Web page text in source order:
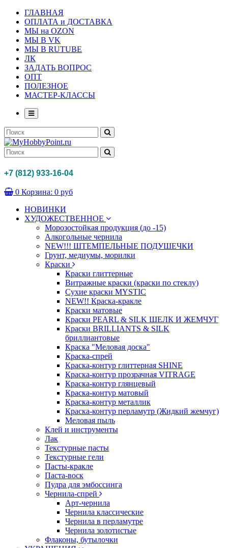
ГЛАВНАЯ
ОПЛАТА и ДОСТАВКА
МЫ на OZON
МЫ В VK
МЫ В RUTUBE
ЛК
ЗАДАТЬ ВОПРОС
ОПТ
ПОЛЕЗНОЕ
МАСТЕР-КЛАССЫ
+7 (812) 933-16-04
0 Корзина: 0 руб
НОВИНКИ
ХУДОЖЕСТВЕННОЕ
Морозостойкая продукция (до -15)
Алкогольные чернила
NEW!!! ШТЕМПЕЛЬНЫЕ ПОДУШЕЧКИ
Грунт, медиумы, морилки
Краски
Краски глиттерные
Витражные краски (краски по стеклу)
Сухие краски MYSTIC
NEW!! Краска-кракле
Краски матовые
Краски PEARL & SILK ШЕЛК И ЖЕМЧУГ
Краски BRILLIANTS & SILK
бриллиантовые
Краска "Меловая доска"
Краска-спрей
Краска-контур глиттерная SHINE
Краска-контур прозрачная VITRAGE
Краска-контур глянцевый
Краска-контур матовый
Краска-контур металлик
Краска-контур перламутр (Жидкий жемчуг)
Меловая пыль
Клей и инструменты
Лак
Текстурные пасты
Текстурные гели
Пасты-кракле
Паста-воск
Пудра для эмбоссинга
Чернила-спрей
Арт-чернила
Чернила классические
Чернила в перламутре
Чернила золотистые
Флаконы, бутылочки